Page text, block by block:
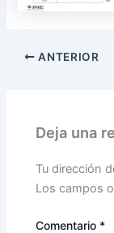
ANTERIOR
Deja una
Tu dirección
Los campos
Comentario *